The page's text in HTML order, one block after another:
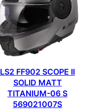
LS2 FF902 SCOPE II
SOLID MATT
TITANIUM-06 S
569021007S